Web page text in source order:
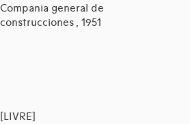
Compania general de
construcciones , 1951
[LIVRE]